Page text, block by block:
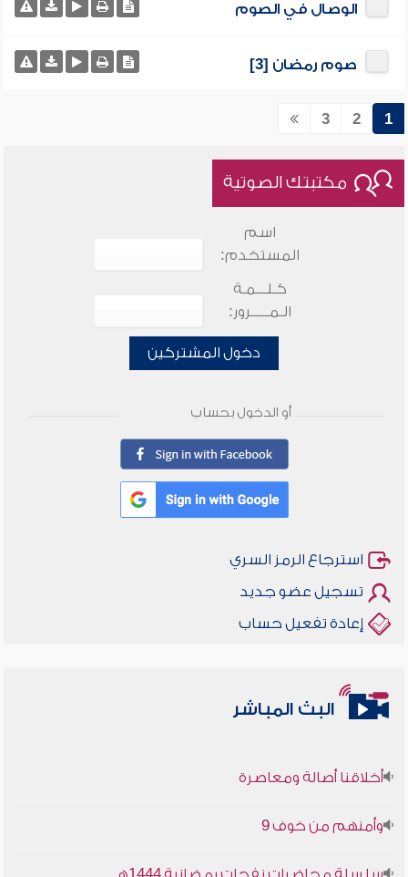
الوصال في الصوم
صوم رمضان [3]
1
2
3
مكتبتك الصوتية
اسم
المستخدم:
كـلـــمـة
الـمـــــرور:
دخول المشتركين
أو الدخول بحساب
استرجاع الرمز السري
تسجيل عضو جديد
إعادة تفعيل حساب
البث المباشر
أخلاقنا أصالة ومعاصرة
وأمنهم من خوف 9